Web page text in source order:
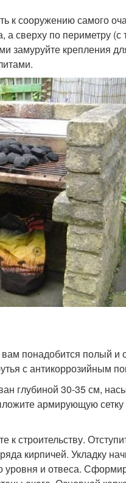
к сооружению самого
сверху по периметру (с
замуруйте крепления
понадобится полый и
с антикоррозийным
глубиной 30-35 см,
армирующую
к строительству.
кирпичей. Укладку
и отвеса.